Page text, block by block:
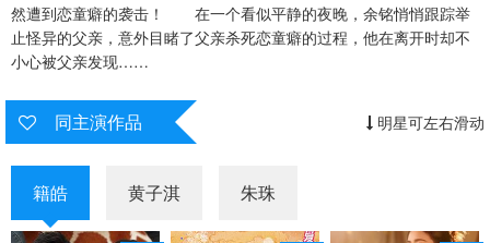
然遭到恋童癖的袭击！ 在一个看似平静的夜晚，余铭悄悄跟踪举
止怪异的父亲，意外目睹了父亲杀死恋童癖的过程，他在离开时却不
小心被父亲发现……
同主演作品 明星可左右滑动
籍皓 黄子淇 朱珠